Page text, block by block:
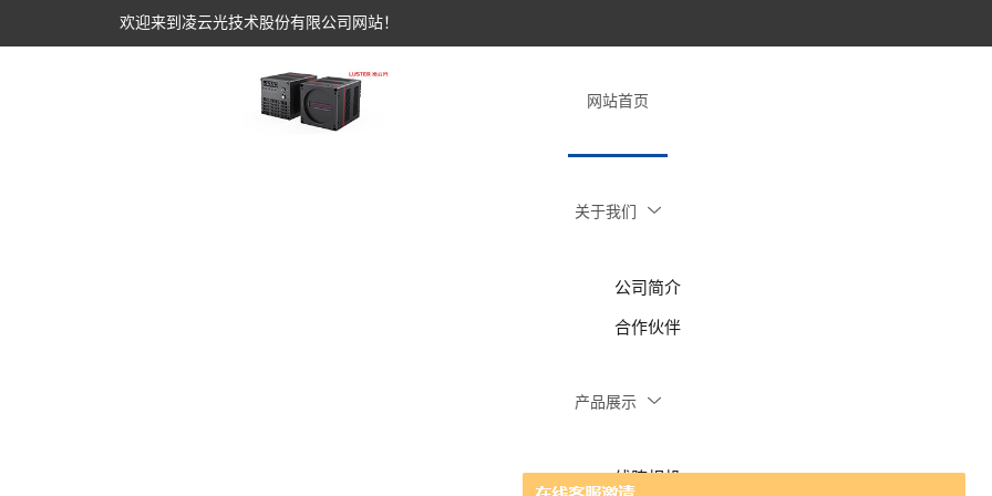
欢迎来到凌云光技术股份有限公司网站！
网站首页
关于我们
公司简介
合作伙伴
产品展示
线阵相机